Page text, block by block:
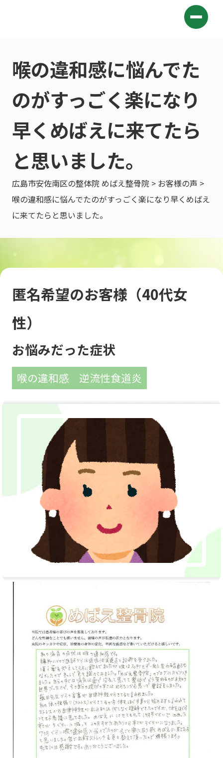
喉の違和感に悩んでた
のがすっごく楽になり
早くめばえに来てたら
と思いました。
広島市安佐南区の整体院 めばえ整骨院 > お客様の声 >
喉の違和感に悩んでたのがすっごく楽になり早くめばえ
に来てたらと思いました。
匿名希望のお客様（40代女
性）
お悩みだった症状
喉の違和感 逆流性食道炎